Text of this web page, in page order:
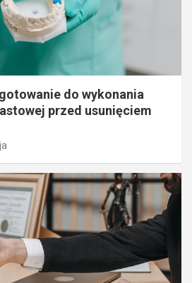
do wykonania
przed usunięciem